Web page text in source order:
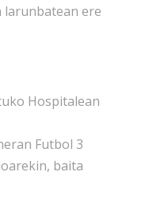
ere
Hospitalean
Futbol 3
baita